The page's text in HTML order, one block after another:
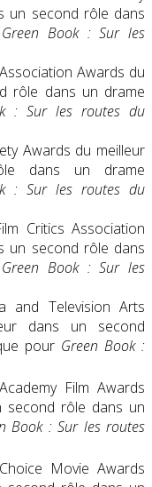
un second rôle dans
Green Book : Sur les
Awards du
rôle dans un drame
: Sur les routes du
Awards du meilleur
dans un drame
: Sur les routes du
Critics Association
un second rôle dans
Green Book : Sur les
and Television Arts
dans un second
pour Green Book :
Film Awards
second rôle dans un
Book : Sur les routes
Movie Awards